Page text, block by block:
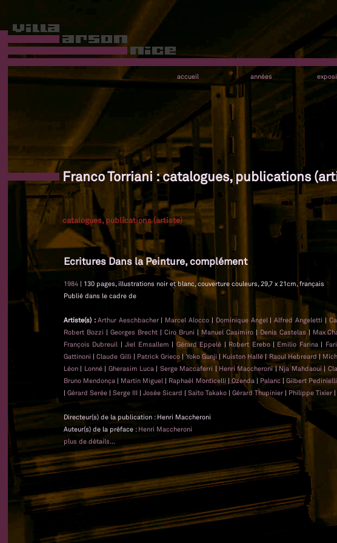
accueil années
Franco Torriani : catalogues, publications
catalogues, publications (artiste)
Ecritures Dans la Peinture, complément
1984 | 130 pages, illustrations noir et blanc, couverture couleurs, 29,7 x 21cm, français
Publié dans le cadre de
Artiste(s) : Arthur Aeschbacher| Marcel Alocco | Dominique Angel |Alfred Angeletti |
Robert Bozzi | Georges Brecht| Ciro Bruni | Manuel Casimiro| Denis Castelas| Max
François Dubreuil |Jiel Emsallem | Gérard Eppelé | Robert Erebo| Emilio Farina |
Gattinoni |Claude Gilli | Patrick Grieco |Yoko Gunji | Kuiston Hallé|Raoul Hebreard|
Léon | Lonné| Gherasim Luca | Serge Maccaferri | Henri Maccheroni|Nja Mahdaoui |
Bruno Mendonça | Martin Miguel | Raphaël Monticelli | Ozenda | Palanc|Gilbert Pedinielli
| Gérard Serée | Serge III | Josée Sicard | Saïto Takako | Gérard Thupinier | Philippe Tixier |
Directeur(s) de la publication : Henri Maccheroni
Auteur(s) de la préface : Henri Maccheroni
plus de détails...